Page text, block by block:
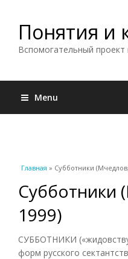
Понятия и
Вспомогательный
Menu
Вы здесь
Главная » Субботники
Субботники
1999)
СУББОТНИКИ
форм русского